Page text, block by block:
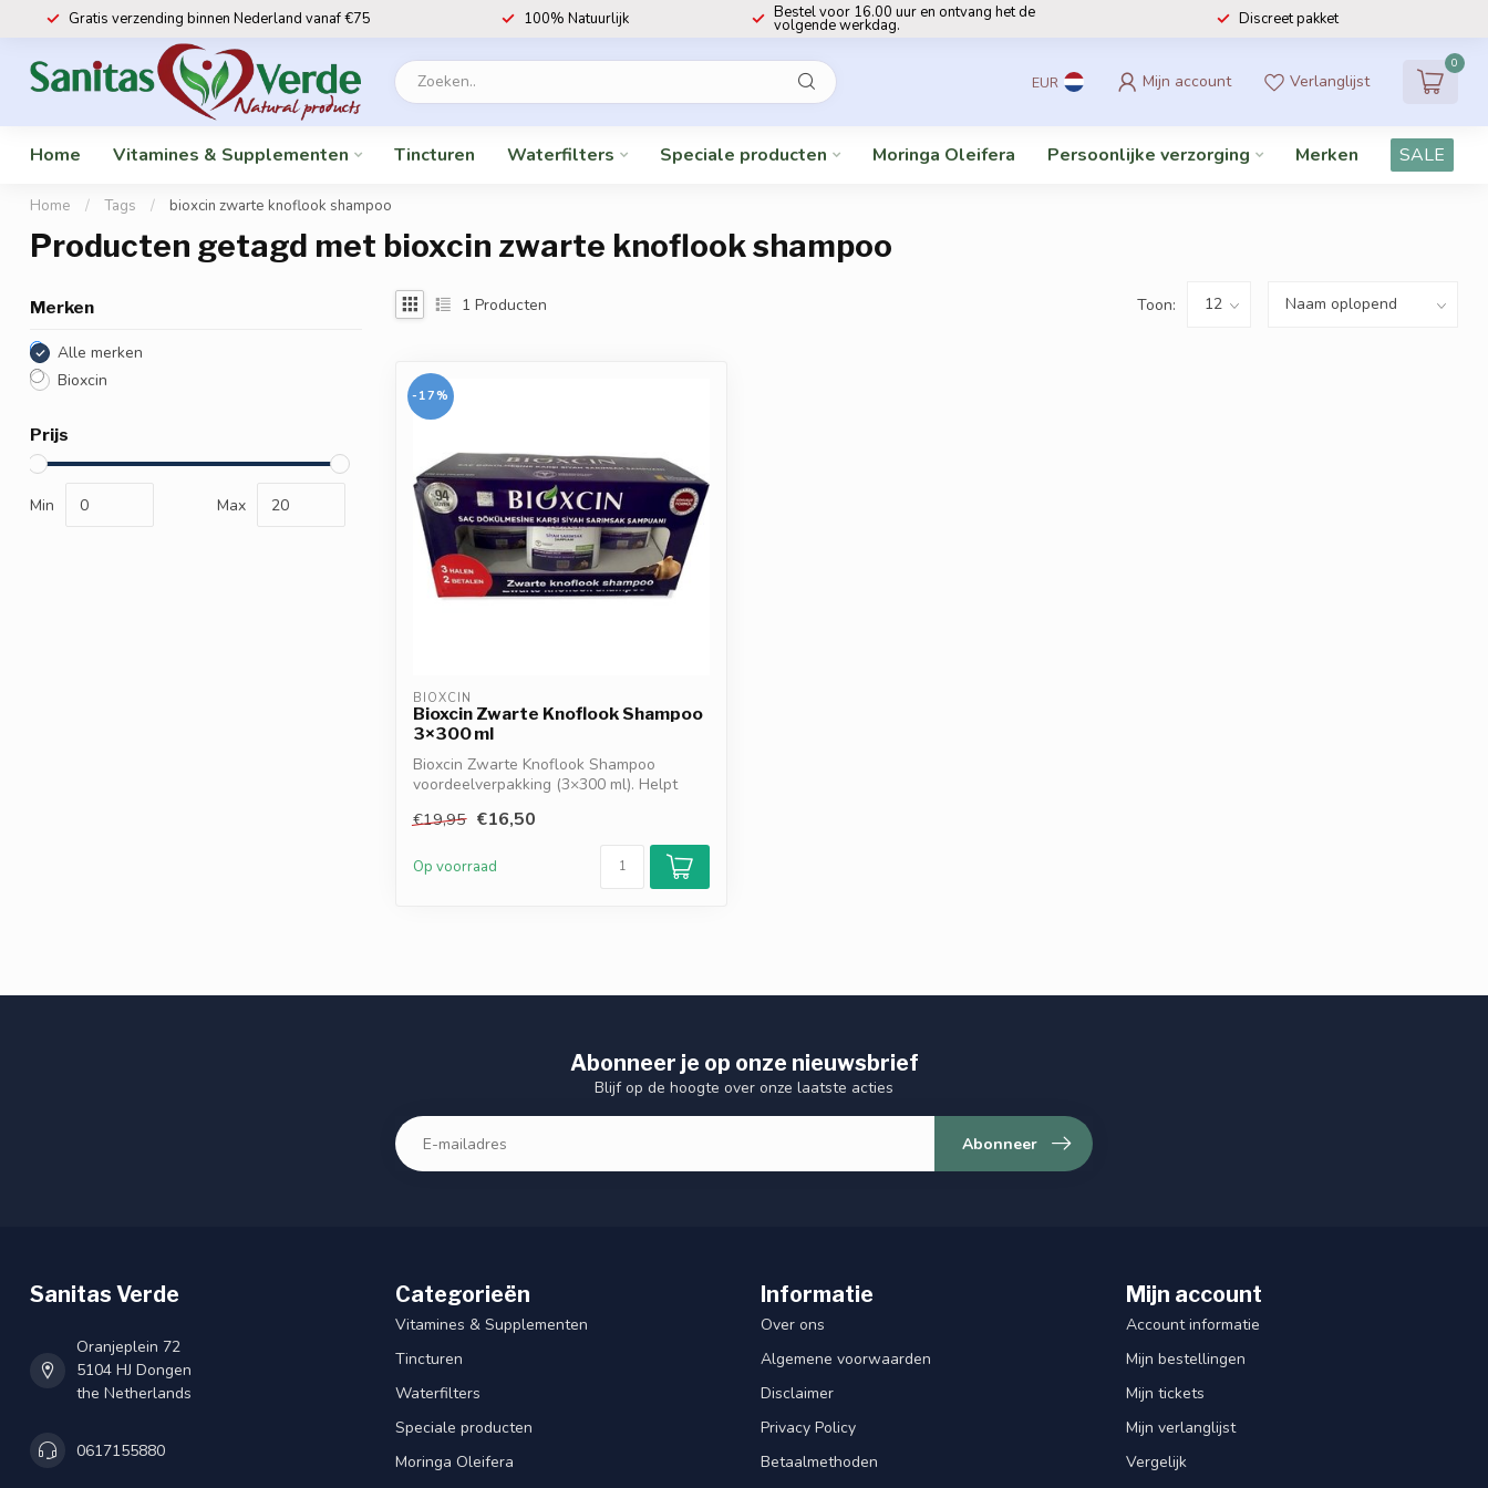
Gratis verzending binnen Nederland vanaf €75 100% Natuurlijk Bestel voor 16.00 uur en ontvang het de
volgende werkdag. Discreet pakket
EUR Mijn account Verlanglijst
0
Home Vitamines & Supplementen Tincturen Waterfilters Speciale producten Moringa Oleifera Persoonlijke verzorging Merken SALE
Home / Tags / bioxcin zwarte knoflook shampoo
Producten getagd met bioxcin zwarte knoflook shampoo
Merken
Alle merken
Bioxcin
Prijs
Min Max
1 Producten Toon:
-17%
BIOXCIN
Bioxcin Zwarte Knoflook Shampoo
3×300 ml
Bioxcin Zwarte Knoflook Shampoo
voordeelverpakking (3×300 ml). Helpt
€19,95 €16,50
Op voorraad
Abonneer je op onze nieuwsbrief
Blijf op de hoogte over onze laatste acties
Abonneer
Sanitas Verde
Oranjeplein 72
5104 HJ Dongen
the Netherlands
0617155880
Categorieën
Vitamines & Supplementen
Tincturen
Waterfilters
Speciale producten
Moringa Oleifera
Informatie
Over ons
Algemene voorwaarden
Disclaimer
Privacy Policy
Betaalmethoden
Mijn account
Account informatie
Mijn bestellingen
Mijn tickets
Mijn verlanglijst
Vergelijk